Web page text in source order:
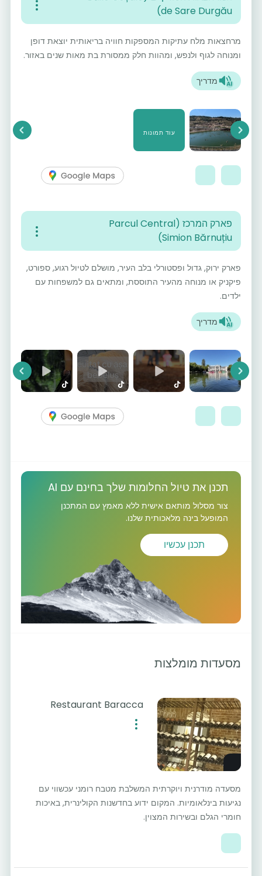
de Sare Durgău)
מרחצאות מלח עתיקות המספקות חוויה בריאותית יוצאת דופן
ומנוחה לגוף ולנפש, ומהוות חלק ממסורת בת מאות שנים באזור.
מדריך
עוד תמונות Next
פארק המרכז (Parcul Central
Simion Bărnuțiu)
פארק ירוק, גדול ופסטורלי בלב העיר, מושלם לטיול רגוע, ספורט,
פיקניק או מנוחה מהעיר התוססת, ומתאים גם למשפחות עם
ילדים.
מדריך
Next
תכנן את טיול החלומות שלך בחינם עם AI
צור מסלול מותאם אישית ללא מאמץ עם המתכנן
המופעל בינה מלאכותית שלנו.
תכנן עכשיו
מסעדות מומלצות
Restaurant Baracca
מסעדה מודרנית ויוקרתית המשלבת מטבח רומני עכשווי עם
נגיעות בינלאומיות. המקום ידוע בחדשנות הקולינרית, באיכות
חומרי הגלם ובשירות המצוין.